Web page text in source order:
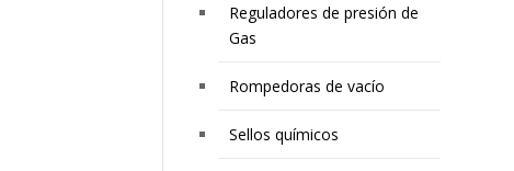
Reguladores de presión de
Gas
Rompedoras de vacío
Sellos químicos